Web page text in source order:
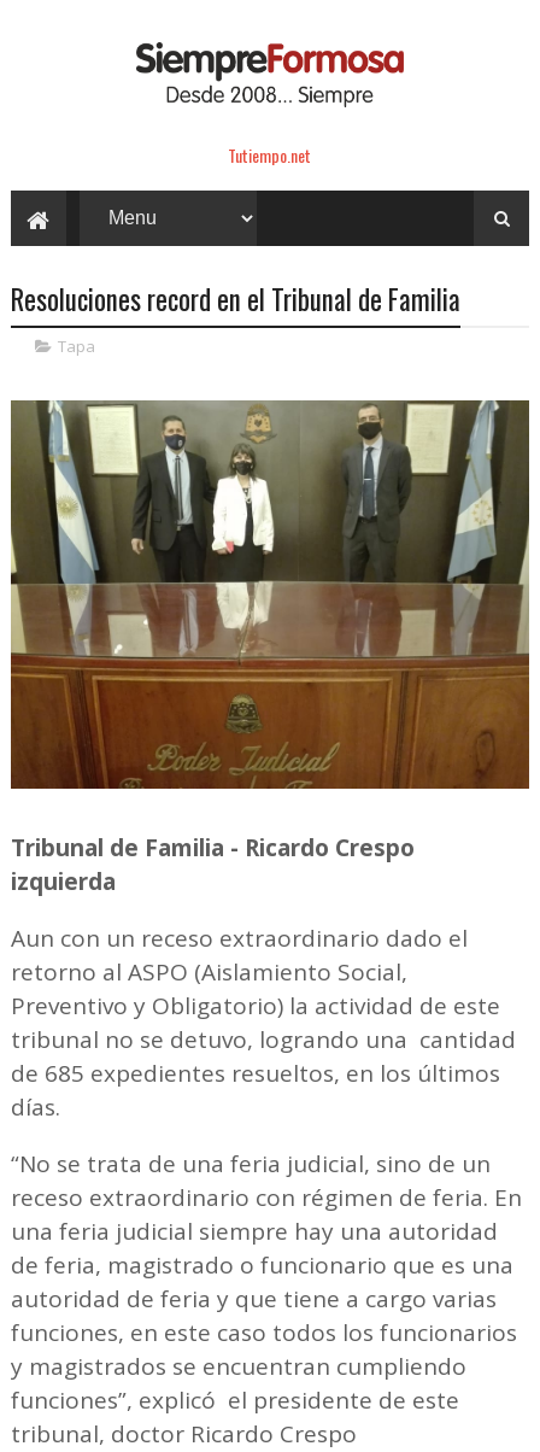
Tutiempo.net
Resoluciones record en el Tribunal de Familia
Tapa
Tribunal de Familia - Ricardo Crespo
izquierda
Aun con un receso extraordinario dado el
retorno al ASPO (Aislamiento Social,
Preventivo y Obligatorio) la actividad de este
tribunal no se detuvo, logrando una cantidad
de 685 expedientes resueltos, en los últimos
días.
“No se trata de una feria judicial, sino de un
receso extraordinario con régimen de feria. En
una feria judicial siempre hay una autoridad
de feria, magistrado o funcionario que es una
autoridad de feria y que tiene a cargo varias
funciones, en este caso todos los funcionarios
y magistrados se encuentran cumpliendo
funciones”, explicó el presidente de este
tribunal, doctor Ricardo Crespo